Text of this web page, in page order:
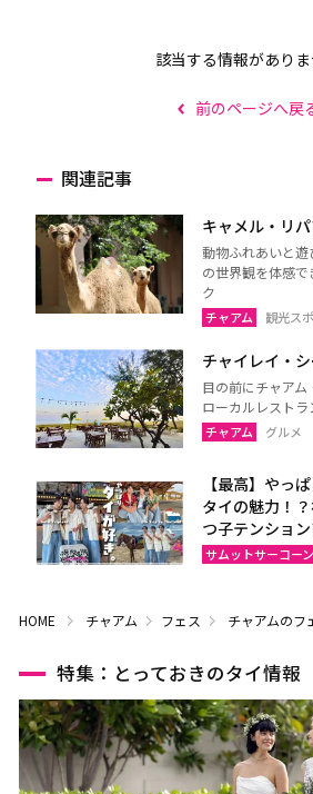
該当する情報があり
前のページへ戻
関連記事
キャメル・リ
動物ふれあいと
の世界観を体感
ク
チャアム 観光ス
チャイレイ・
目の前にチャア
ローカルレストラ
チャアム グルメ
【最高】やっ
タイの魅力！
つ子テンション
サムットサーコーン
HOME チャアム フェス チャアムのフ
特集：とっておきのタイ情報